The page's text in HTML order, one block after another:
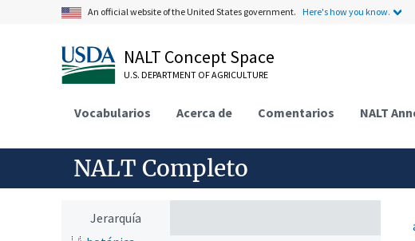
An official website of the United States government. Here's how you know.
NALT Concept Space
U.S. DEPARTMENT OF AGRICULTURE
Vocabularios Acerca de Comentarios NALT
NALT Completo
Jerarquía
acuicultura
aerobiología
agricultura
ambiente
biología de los insectos
biología estructural
biología evolutiva
biología molecular
bioquímica